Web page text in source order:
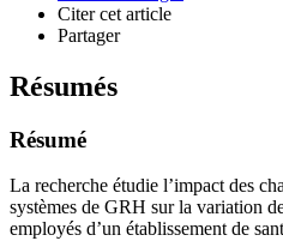
Citer cet article
Partager
Résumés
Résumé
La recherche étudie l’impact des
systèmes de GRH sur la variation
employés d’un établissement de